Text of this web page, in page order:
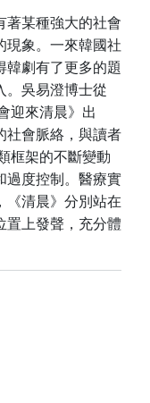
著某種強大的社會
現象。一來韓國社
韓劇有了更多的題
。吳易澄博士從
迎來清晨》出
社會脈絡，與讀者
框架的不斷變動
過度控制。醫療實
《清晨》分別站在
置上發聲，充分體